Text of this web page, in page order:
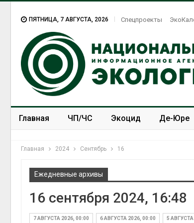
ПЯТНИЦА, 7 АВГУСТА, 2026 Спецпроекты
Главная ЧП/ЧС Экоцид Де-Юре
Главная 2024 Сентябрь 16
Ежедневные архивы
16 сентября 2024, 16:48
7 АВГУСТА 2026, 00:00 6 АВГУСТА 2026, 00:00 5 АВГУСТА